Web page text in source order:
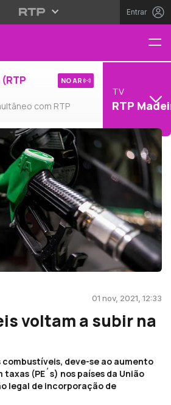
Entrar
com RTP
NO AR
TV
RTP
01 nov, 2021, 12:33
voltam a subir na
combustíveis, deve-se ao aumento
taxas (PE´s) nos países da União
legal de incorporação de